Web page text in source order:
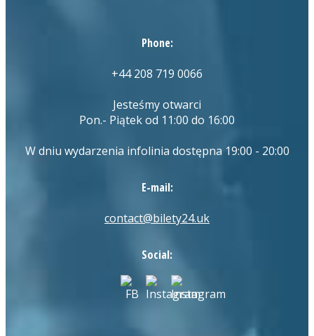
Phone:
+44 208 719 0066
Jesteśmy otwarci
Pon.- Piątek od 11:00 do 16:00
W dniu wydarzenia infolinia dostępna 19:00 - 20:00
E-mail:
contact@bilety24.uk
Social: